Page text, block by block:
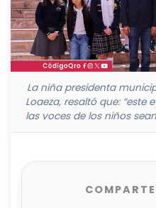
La niña presidenta
Loaeza, resaltó que:
las voces de los niños